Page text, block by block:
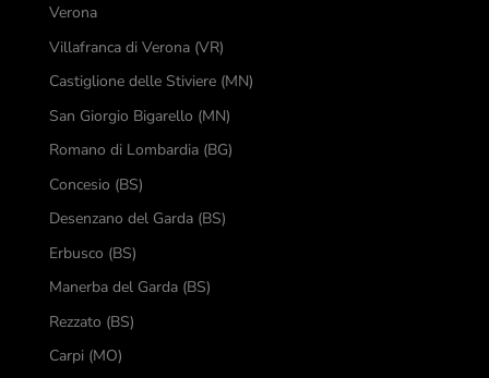
Verona
Villafranca di Verona (VR)
Castiglione delle Stiviere (MN)
San Giorgio Bigarello (MN)
Romano di Lombardia (BG)
Concesio (BS)
Desenzano del Garda (BS)
Erbusco (BS)
Manerba del Garda (BS)
Rezzato (BS)
Carpi (MO)